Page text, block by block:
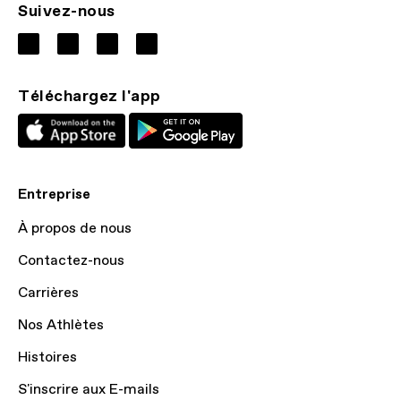
Suivez-nous
Téléchargez l'app
Entreprise
À propos de nous
Contactez-nous
Carrières
Nos Athlètes
Histoires
S'inscrire aux E-mails